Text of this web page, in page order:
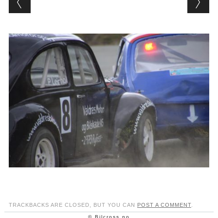
TRACKBACKS ARE CLOSED, BUT YOU CAN POST A COMMENT.
© Bilcross.no